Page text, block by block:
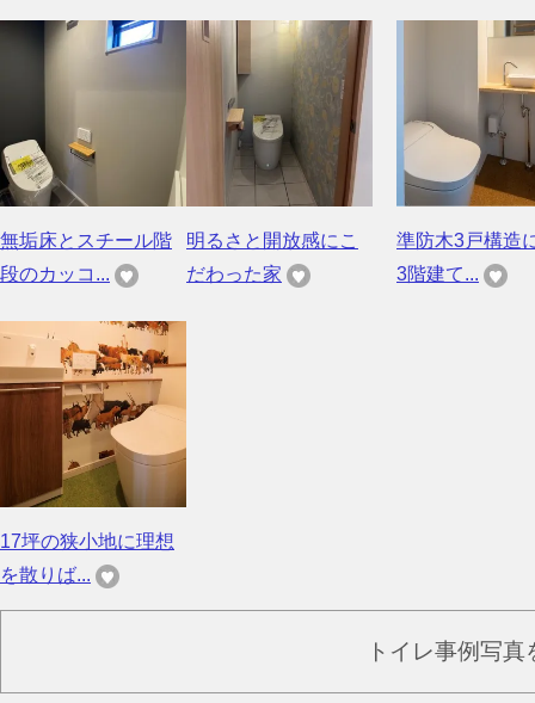
無垢床とスチール階
段のカッコ...
明るさと開放感にこ
だわった家
準防木3戸構造
3階建て...
17坪の狭小地に理想
を散りば...
トイレ事例写